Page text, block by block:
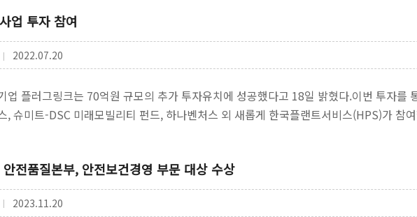
업 투자 참여
| 2022.07.20
업 플러그링크는 70억원 규모의 추가 투자유치에 성공했다고 18일 밝혔다.이번 투자를
, 슈미트-DSC 미래모빌리티 펀드, 하나벤처스 외 새롭게 한국플랜트서비스(HPS)가 참
전품질본부, 안전보건경영 부문 대상 수상
| 2023.11.20